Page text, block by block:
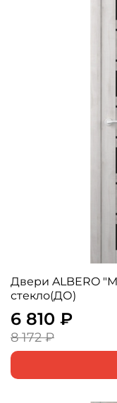
Двери ALBERO "Монтана" Жемчужный/Черное
стекло(ДО)
6 810 ₽
8 172 ₽